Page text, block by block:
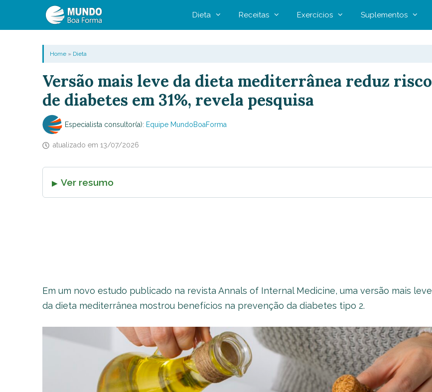
Dieta Receitas Exercícios Suplementos
Home» Dieta
Versão mais leve da dieta mediterrânea reduz risco
de diabetes em 31%, revela pesquisa
Especialista consultor(a): Equipe MundoBoaForma
atualizado em 13/07/2026
Ver resumo
Em um novo estudo publicado na revista Annals of Internal Medicine, uma versão mais leve
da dieta mediterrânea mostrou benefícios na prevenção da diabetes tipo 2.